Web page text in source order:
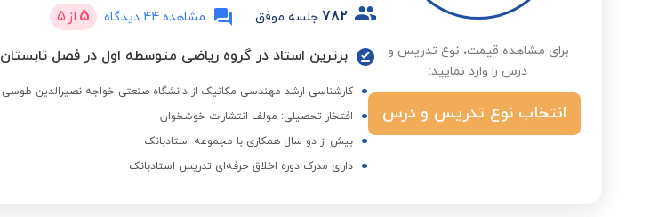
برای مشاهده قیمت، نوع تدریس و
درس را وارد نمایید:
انتخاب نوع تدریس و درس
782 جلسه موفق مشاهده 44 دیدگاه 5 از 5
برترین استاد در گروه ریاضی متوسطه اول در فصل تابستان 1404
کارشناسی ارشد مهندسی مکانیک از دانشگاه صنعتی خواجه نصیرالدین طوسی
افتخار تحصیلی: مولف انتشارات خوشخوان
بیش از دو سال همکاری با مجموعه استادبانک
دارای مدرک دوره اخلاق حرفه‌ای تدریس استادبانک